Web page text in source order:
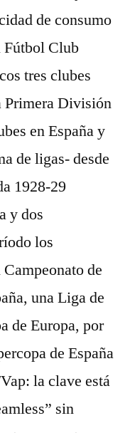
de consumo
Fútbol Club
tres clubes
Primera División
en España y
de ligas- desde
1928-29
y dos
los
de
una Liga de
de Europa, por
de España
la clave está
sin